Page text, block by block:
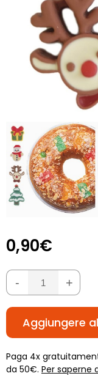
0,90€
- +
Aggiungere
Paga 4x
da 50€. Per saperne